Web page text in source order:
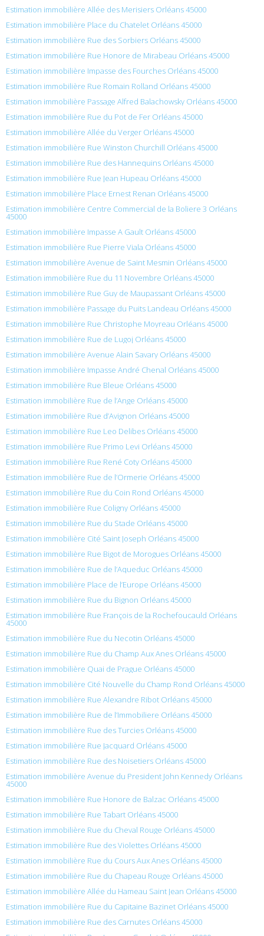
Estimation immobilière Allée des Merisiers Orléans 45000
Estimation immobilière Place du Chatelet Orléans 45000
Estimation immobilière Rue des Sorbiers Orléans 45000
Estimation immobilière Rue Honore de Mirabeau Orléans 45000
Estimation immobilière Impasse des Fourches Orléans 45000
Estimation immobilière Rue Romain Rolland Orléans 45000
Estimation immobilière Passage Alfred Balachowsky Orléans 45000
Estimation immobilière Rue du Pot de Fer Orléans 45000
Estimation immobilière Allée du Verger Orléans 45000
Estimation immobilière Rue Winston Churchill Orléans 45000
Estimation immobilière Rue des Hannequins Orléans 45000
Estimation immobilière Rue Jean Hupeau Orléans 45000
Estimation immobilière Place Ernest Renan Orléans 45000
Estimation immobilière Centre Commercial de la Boliere 3 Orléans
45000
Estimation immobilière Impasse A Gault Orléans 45000
Estimation immobilière Rue Pierre Viala Orléans 45000
Estimation immobilière Avenue de Saint Mesmin Orléans 45000
Estimation immobilière Rue du 11 Novembre Orléans 45000
Estimation immobilière Rue Guy de Maupassant Orléans 45000
Estimation immobilière Passage du Puits Landeau Orléans 45000
Estimation immobilière Rue Christophe Moyreau Orléans 45000
Estimation immobilière Rue de Lugoj Orléans 45000
Estimation immobilière Avenue Alain Savary Orléans 45000
Estimation immobilière Impasse André Chenal Orléans 45000
Estimation immobilière Rue Bleue Orléans 45000
Estimation immobilière Rue de l’Ange Orléans 45000
Estimation immobilière Rue d’Avignon Orléans 45000
Estimation immobilière Rue Leo Delibes Orléans 45000
Estimation immobilière Rue Primo Levi Orléans 45000
Estimation immobilière Rue René Coty Orléans 45000
Estimation immobilière Rue de l’Ormerie Orléans 45000
Estimation immobilière Rue du Coin Rond Orléans 45000
Estimation immobilière Rue Coligny Orléans 45000
Estimation immobilière Rue du Stade Orléans 45000
Estimation immobilière Cité Saint Joseph Orléans 45000
Estimation immobilière Rue Bigot de Morogues Orléans 45000
Estimation immobilière Rue de l’Aqueduc Orléans 45000
Estimation immobilière Place de l’Europe Orléans 45000
Estimation immobilière Rue du Bignon Orléans 45000
Estimation immobilière Rue François de la Rochefoucauld Orléans
45000
Estimation immobilière Rue du Necotin Orléans 45000
Estimation immobilière Rue du Champ Aux Anes Orléans 45000
Estimation immobilière Quai de Prague Orléans 45000
Estimation immobilière Cité Nouvelle du Champ Rond Orléans 45000
Estimation immobilière Rue Alexandre Ribot Orléans 45000
Estimation immobilière Rue de l’Immobiliere Orléans 45000
Estimation immobilière Rue des Turcies Orléans 45000
Estimation immobilière Rue Jacquard Orléans 45000
Estimation immobilière Rue des Noisetiers Orléans 45000
Estimation immobilière Avenue du President John Kennedy Orléans
45000
Estimation immobilière Rue Honore de Balzac Orléans 45000
Estimation immobilière Rue Tabart Orléans 45000
Estimation immobilière Rue du Cheval Rouge Orléans 45000
Estimation immobilière Rue des Violettes Orléans 45000
Estimation immobilière Rue du Cours Aux Anes Orléans 45000
Estimation immobilière Rue du Chapeau Rouge Orléans 45000
Estimation immobilière Allée du Hameau Saint Jean Orléans 45000
Estimation immobilière Rue du Capitaine Bazinet Orléans 45000
Estimation immobilière Rue des Carnutes Orléans 45000